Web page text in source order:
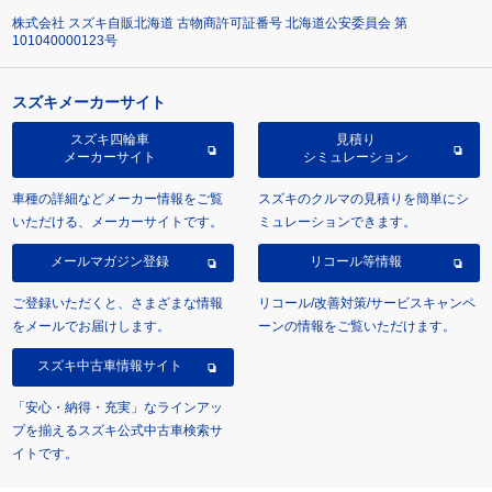
株式会社 スズキ自販北海道 古物商許可証番号 北海道公安委員会 第
101040000123号
スズキメーカーサイト
スズキ四輪車
メーカーサイト
車種の詳細などメーカー情報をご覧
いただける、メーカーサイトです。
見積り
シミュレーション
スズキのクルマの見積りを簡単にシ
ミュレーションできます。
メールマガジン登録
ご登録いただくと、さまざまな情報
をメールでお届けします。
リコール等情報
リコール/改善対策/サービスキャンペ
ーンの情報をご覧いただけます。
スズキ中古車情報サイト
「安心・納得・充実」なラインアッ
プを揃えるスズキ公式中古車検索サ
イトです。